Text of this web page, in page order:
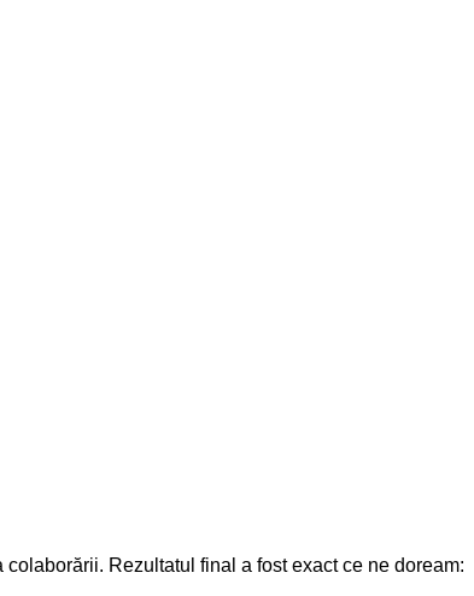
Rezultatul final a fost exact ce ne doream: